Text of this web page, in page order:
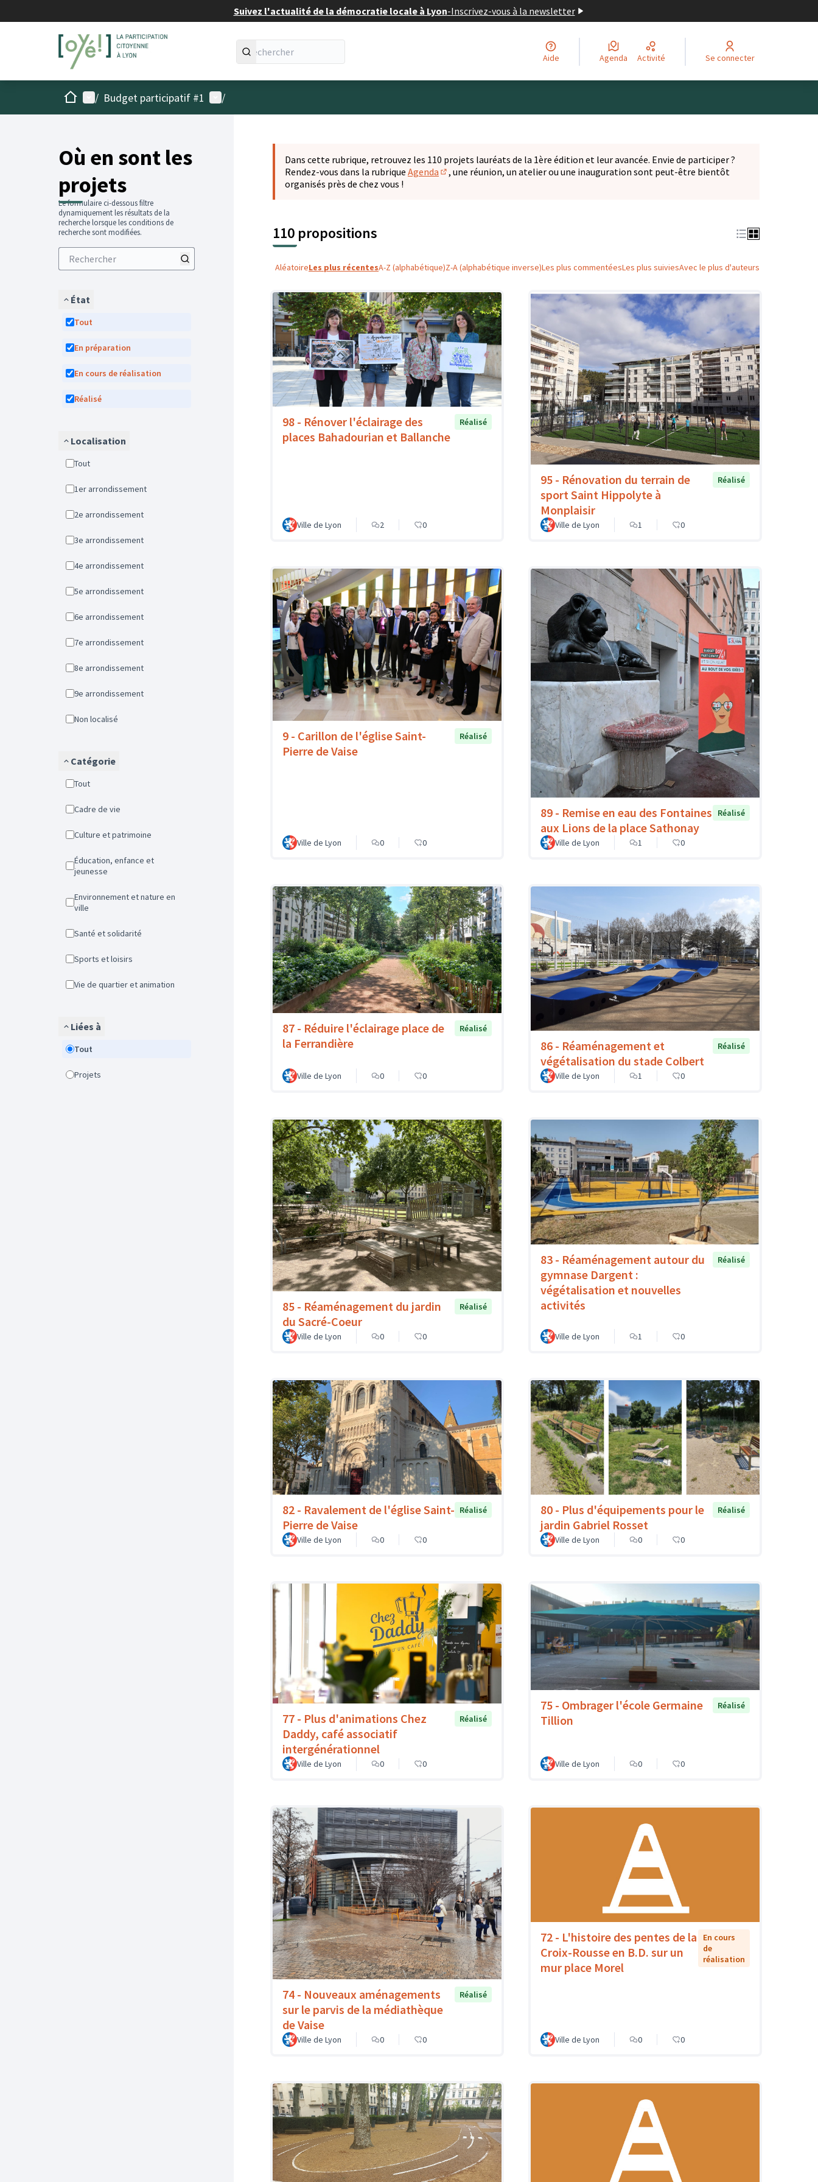
Suivez l'actualité de la démocratie locale à Lyon-Inscrivez-vous à la newsletter
Aide Agenda Activité Se connecter
AccueilMenu principal
/ Budget participatif #1 Menu utilisateur
/
Où en sont les
projets
Le formulaire ci-dessous filtre
dynamiquement les résultats de la
recherche lorsque les conditions de
recherche sont modifiées.
État
Tout
En préparation
En cours de réalisation
Réalisé
Localisation
Tout
1er arrondissement
2e arrondissement
3e arrondissement
4e arrondissement
5e arrondissement
6e arrondissement
7e arrondissement
8e arrondissement
9e arrondissement
Non localisé
Catégorie
Tout
Cadre de vie
Culture et patrimoine
Éducation, enfance et
jeunesse
Environnement et nature en
ville
Santé et solidarité
Sports et loisirs
Vie de quartier et animation
Liées à
Tout
Projets
Dans cette rubrique, retrouvez les 110 projets lauréats de la 1ère édition et leur avancée. Envie de participer ?
Rendez-vous dans la rubrique Agenda
(S'ouvre dans un nouvel onglet)
, une réunion, un atelier ou une inauguration sont peut-être bientôt
organisés près de chez vous !
110 propositions
AléatoireLes plus récentesA-Z (alphabétique)Z-A (alphabétique inverse)Les plus commentéesLes plus suiviesAvec le plus d'auteurs
98 - Rénover l'éclairage des
places Bahadourian et Ballanche
Réalisé
Ville de Lyon 2 0
95 - Rénovation du terrain de
sport Saint Hippolyte à
Monplaisir
Réalisé
Ville de Lyon 1 0
9 - Carillon de l'église Saint-
Pierre de Vaise
Réalisé
Ville de Lyon 0 0
89 - Remise en eau des Fontaines
aux Lions de la place Sathonay
Réalisé
Ville de Lyon 1 0
87 - Réduire l'éclairage place de
la Ferrandière
Réalisé
Ville de Lyon 0 0
86 - Réaménagement et
végétalisation du stade Colbert
Réalisé
Ville de Lyon 1 0
85 - Réaménagement du jardin
du Sacré-Coeur
Réalisé
Ville de Lyon 0 0
83 - Réaménagement autour du
gymnase Dargent :
végétalisation et nouvelles
activités
Réalisé
Ville de Lyon 1 0
82 - Ravalement de l'église Saint-
Pierre de Vaise
Réalisé
Ville de Lyon 0 0
80 - Plus d'équipements pour le
jardin Gabriel Rosset
Réalisé
Ville de Lyon 0 0
77 - Plus d'animations Chez
Daddy, café associatif
intergénérationnel
Réalisé
Ville de Lyon 0 0
75 - Ombrager l'école Germaine
Tillion
Réalisé
Ville de Lyon 0 0
74 - Nouveaux aménagements
sur le parvis de la médiathèque
de Vaise
Réalisé
Ville de Lyon 0 0
72 - L'histoire des pentes de la
Croix-Rousse en B.D. sur un
mur place Morel
En cours
de
réalisation
Ville de Lyon 0 0